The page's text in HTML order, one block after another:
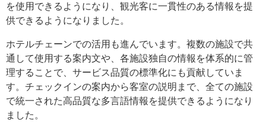
を使用できるようになり、観光客に一貫性のある情報を提
供できるようになりました。
ホテルチェーンでの活用も進んでいます。複数の施設で共
通して使用する案内文や、各施設独自の情報を体系的に管
理することで、サービス品質の標準化にも貢献していま
す。チェックインの案内から客室の説明まで、全ての施設
で統一された高品質な多言語情報を提供できるようになり
ました。